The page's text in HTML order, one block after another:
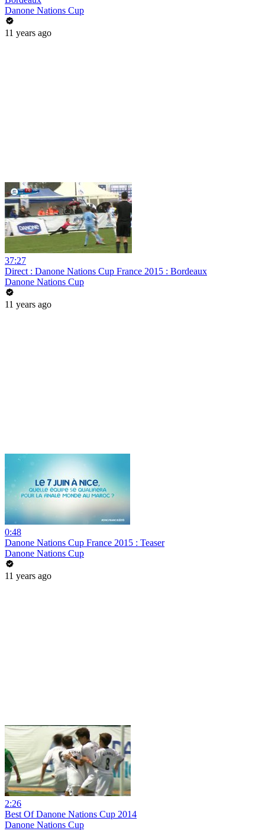
Danone Nations Cup
11 years ago
37:27
Direct : Danone Nations Cup France 2015 : Bordeaux
Danone Nations Cup
11 years ago
0:48
Danone Nations Cup France 2015 : Teaser
Danone Nations Cup
11 years ago
2:26
Best Of Danone Nations Cup 2014
Danone Nations Cup